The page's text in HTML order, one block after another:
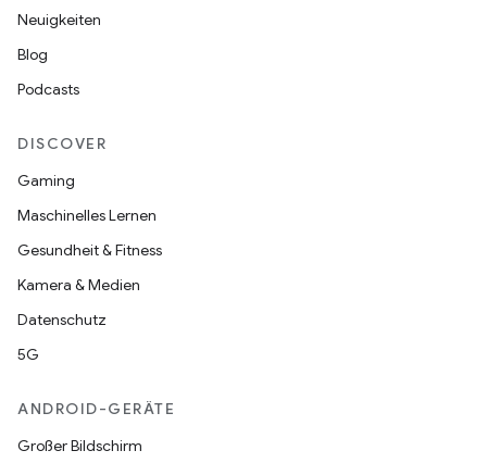
Neuigkeiten
Blog
Podcasts
DISCOVER
Gaming
Maschinelles Lernen
Gesundheit & Fitness
Kamera & Medien
Datenschutz
5G
ANDROID-GERÄTE
Großer Bildschirm